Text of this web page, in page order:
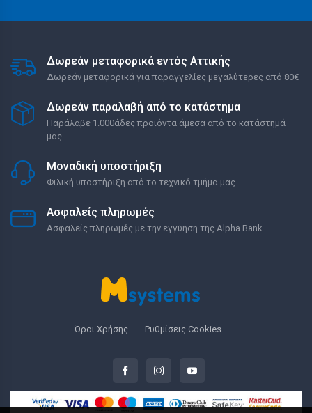
Δωρεάν μεταφορικά εντός Αττικής
Δωρεάν μεταφορικά για παραγγελίες μεγαλύτερες από 80€
Δωρεάν παραλαβή από το κατάστημα
Παράλαβε 1.000άδες προϊόντα άμεσα από το κατάστημά
μας
Μοναδική υποστήριξη
Φιλική υποστήριξη από το τεχνικό τμήμα μας
Ασφαλείς πληρωμές
Ασφαλείς πληρωμές με την εγγύηση της Alpha Bank
Όροι Χρήσης Ρυθμίσεις Cookies